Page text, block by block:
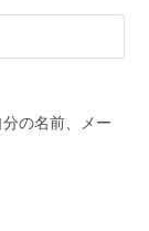
の名前、メー